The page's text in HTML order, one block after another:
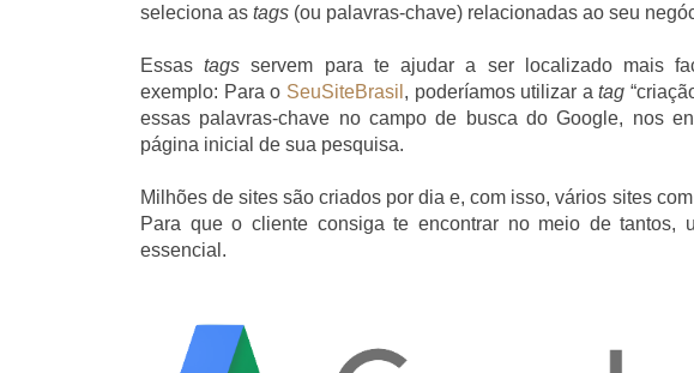
seleciona as tags (ou palavras-chave) relacionadas ao seu
Essastags servem para te ajudar a ser localizado mais
exemplo: Para o SeuSiteBrasil , poderíamos utilizar atag
essas palavras-chave no campo de busca do Google, nos
página inicial de sua pesquisa.
Milhões de sites são criados por dia e, com isso, vários sites
Para que o cliente consiga te encontrar no meio de tantos,
essencial.